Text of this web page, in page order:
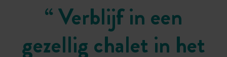
“Verblijf in een
gezellig chalet in het